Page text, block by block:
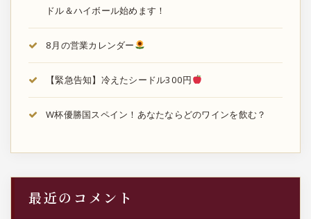
ドル＆ハイボール始めます！
8月の営業カレンダー
【緊急告知】冷えたシードル300円
W杯優勝国スペイン！あなたならどのワインを飲む？
最近のコメント